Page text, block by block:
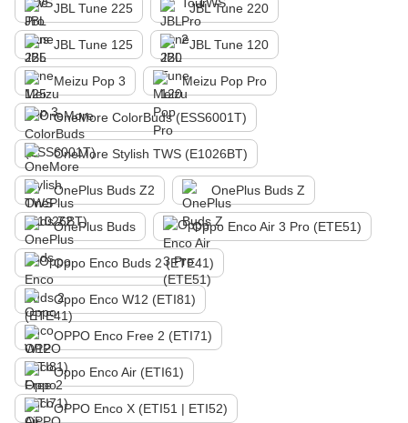
JBL Tune 225 JBL Tune 220
JBL Tune 125 JBL Tune 120
Meizu Pop 3 Meizu Pop Pro
OneMore ColorBuds (ESS6001T)
OneMore Stylish TWS (E1026BT)
OnePlus Buds Z2 OnePlus Buds Z
OnePlus Buds Oppo Enco Air 3 Pro (ETE51)
Oppo Enco Buds 2 (ETE41)
Oppo Enco W12 (ETI81)
OPPO Enco Free 2 (ETI71)
Oppo Enco Air (ETI61)
OPPO Enco X (ETI51 | ETI52)